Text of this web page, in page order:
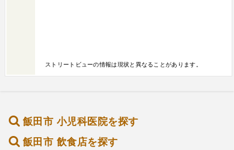
ストリートビューの情報は現状と異なることがあります。
飯田市 小児科医院を探す
飯田市 飲食店を探す